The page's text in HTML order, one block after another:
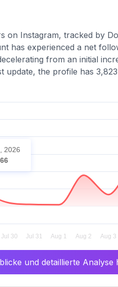
on Instagram, tracked by
has experienced a net
from an initial
the profile has
2026
und detaillierte Analyse